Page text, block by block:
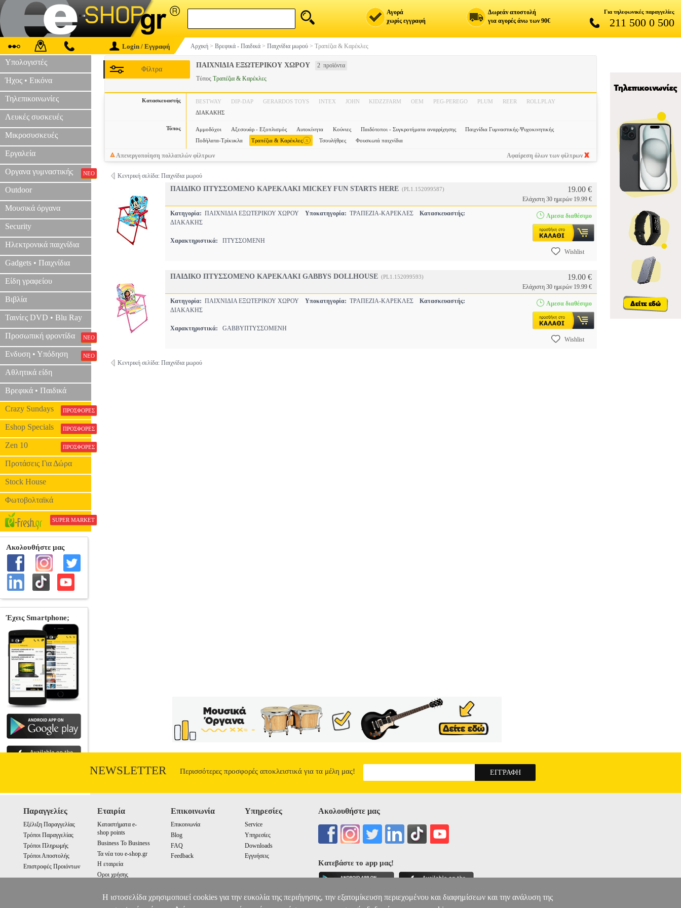
Αγορά
χωρίς εγγραφή
Δωρεάν αποστολή
για αγορές άνω των 90€
Για τηλεφωνικές παραγγελίες
211 500 0 500
Login / Εγγραφή Αρχική > Βρεφικά - Παιδικά > Παιχνίδια μωρού > Τραπέζια & Καρέκλες
Υπολογιστές
Ήχος • Εικόνα
Τηλεπικοινωνίες
Λευκές συσκευές
Μικροσυσκευές
Εργαλεία
Οργανα γυμναστικής ΝΕΟ
Outdoor
Μουσικά όργανα
Security
Ηλεκτρονικά παιχνίδια
Gadgets • Παιχνίδια
Είδη γραφείου
Βιβλία
Ταινίες DVD • Blu Ray
Προσωπική φροντίδα ΝΕΟ
Ενδυση • Υπόδηση ΝΕΟ
Αθλητικά είδη
Βρεφικά • Παιδικά
Crazy Sundays ΠΡΟΣΦΟΡΕΣ
Eshop Specials ΠΡΟΣΦΟΡΕΣ
Zen 10 ΠΡΟΣΦΟΡΕΣ
Προτάσεις Για Δώρα
Stock House
Φωτοβολταϊκά
SUPER MARKET
ΠΑΙΧΝΙΔΙΑ ΕΞΩΤΕΡΙΚΟΥ ΧΩΡΟΥ 2 προϊόντα
Φίλτρα
Τύπος Τραπέζια & Καρέκλες
Κατασκευαστής BESTWAY DIP-DAP GERARDOS TOYS INTEX JOHN KIDZZFARM OEM PEG-PEREGO PLUM REER
ROLLPLAY
ΔΙΑΚΑΚΗΣ
Τύπος Αμμοδόχοι Αξεσουάρ - Εξοπλισμός Αυτοκίνητα Κούνιες Παιδότοποι - Συγκροτήματα αναρρίχησης
Παιχνίδια Γυμναστικής-Ψυχοκινητικής
Ποδήλατα-Τρίκυκλα
Τραπέζια & Καρέκλες x Τσουλήθρες Φουσκωτά παιχνίδια
Απενεργοποίηση πολλαπλών φίλτρων Αφαίρεση όλων των φίλτρων
Κεντρική σελίδα: Παιχνίδια μωρού
ΠΑΙΔΙΚΟ ΠΤΥΣΣΟΜΕΝΟ ΚΑΡΕΚΛΑΚΙ MICKEY FUN STARTS HERE (PL1.152099587) 19.00 €
Ελάχιστη 30 ημερών 19.99 €
Κατηγορία: ΠΑΙΧΝΙΔΙΑ ΕΞΩΤΕΡΙΚΟΥ ΧΩΡΟΥ Υποκατηγορία: ΤΡΑΠΕΖΙΑ-ΚΑΡΕΚΛΕΣ Κατασκευαστής:
ΔΙΑΚΑΚΗΣ
Χαρακτηριστικά: ΠΤΥΣΣΟΜΕΝΗ
Αμεσα διαθέσιμο
Wishlist
ΠΑΙΔΙΚΟ ΠΤΥΣΣΟΜΕΝΟ ΚΑΡΕΚΛΑΚΙ GABBYS DOLLHOUSE (PL1.152099593) 19.00 €
Ελάχιστη 30 ημερών 19.99 €
Κατηγορία: ΠΑΙΧΝΙΔΙΑ ΕΞΩΤΕΡΙΚΟΥ ΧΩΡΟΥ Υποκατηγορία: ΤΡΑΠΕΖΙΑ-ΚΑΡΕΚΛΕΣ Κατασκευαστής:
ΔΙΑΚΑΚΗΣ
Χαρακτηριστικά: GABBYΠΤΥΣΣΟΜΕΝΗ
Αμεσα διαθέσιμο
Wishlist
Κεντρική σελίδα: Παιχνίδια μωρού
NEWSLETTER Περισσότερες προσφορές αποκλειστικά για τα μέλη μας!
Παραγγελίες
Εξέλιξη Παραγγελίας
Τρόποι Παραγγελίας
Τρόποι Πληρωμής
Τρόποι Αποστολής
Επιστροφές Προιόντων
Εταιρία
Καταστήματα e-
shop points
Business To Business
Τα νέα του e-shop.gr
Η εταιρεία
Οροι χρήσης
Επικοινωνία
Επικοινωνία
Blog
FAQ
Feedback
Υπηρεσίες
Service
Υπηρεσίες
Downloads
Εγγυήσεις
Ακολουθήστε μας
Κατεβάστε το app μας!
Η ιστοσελίδα χρησιμοποιεί cookies για την ευκολία της περιήγησης, την εξατομίκευση περιεχομένου και διαφημίσεων και την ανάλυση της